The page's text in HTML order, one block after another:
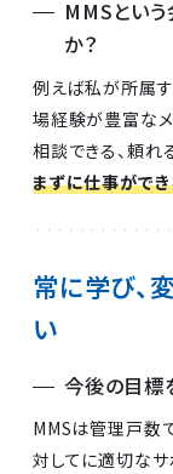
MMSとい
か？
例えば私が所属
場経験が豊富なメ
相談できる、頼れ
まずに仕事がで
常に学び、
い
今後の目標
MMSは管理戸数
対してに適切なサ